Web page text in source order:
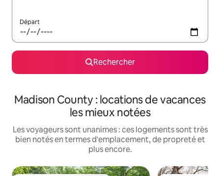
Départ
Rechercher
Madison County : locations de vacances
les mieux notées
Les voyageurs sont unanimes : ces logements sont très
bien notés en termes d'emplacement, de propreté et
plus encore.